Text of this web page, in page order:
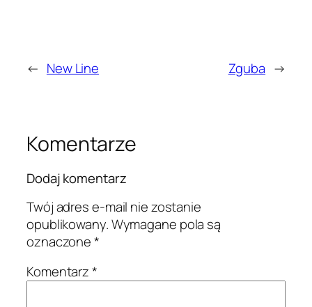
← New Line Zguba →
Komentarze
Dodaj komentarz
Twój adres e-mail nie zostanie
opublikowany.Wymagane pola są
oznaczone*
Komentarz*